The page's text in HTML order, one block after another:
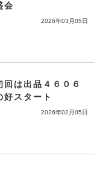
会
2026年03月05日
回は出品４６０６
好スタート
2026年02月05日